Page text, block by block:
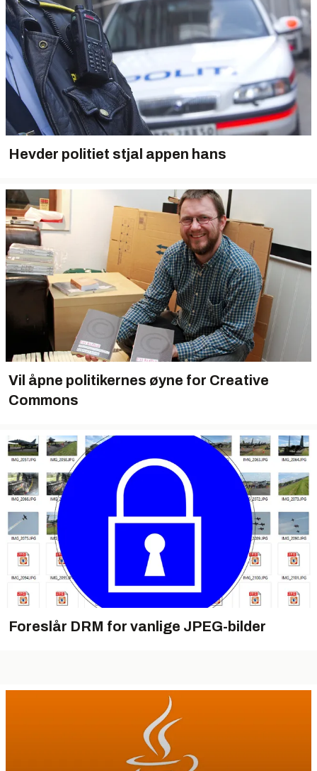
Hevder politiet stjal appen hans
Vil åpne politikernes øyne for Creative
Commons
Foreslår DRM for vanlige JPEG-bilder